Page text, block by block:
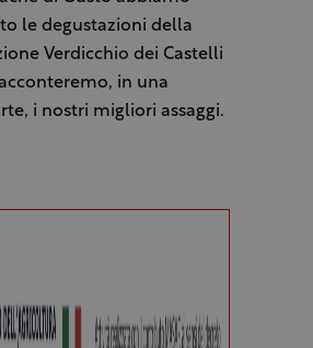
le degustazioni della
Verdicchio dei Castelli
in una
i nostri migliori assaggi.